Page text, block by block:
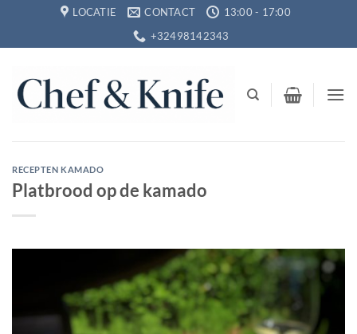
inhoud
LOCATIE CONTACT
13:00 - 17:00
+32498142343
RECEPTEN KAMADO
Platbrood op de kamado